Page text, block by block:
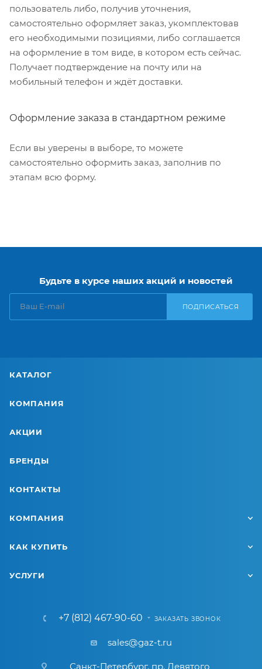
пользователь либо, получив уточнения,
самостоятельно оформляет заказ, укомплектовав
его необходимыми позициями, либо соглашается
на оформление в том виде, в котором есть сейчас.
Получает подтверждение на почту или на
мобильный телефон и ждёт доставки.
Оформление заказа в стандартном режиме
Если вы уверены в выборе, то можете
самостоятельно оформить заказ, заполнив по
этапам всю форму.
Будьте в курсе наших акций и новостей
ПОДПИСАТЬСЯ
КАТАЛОГ
КОМПАНИЯ
АКЦИИ
БРЕНДЫ
КОНТАКТЫ
КОМПАНИЯ
КАК КУПИТЬ
УСЛУГИ
+7 (812) 467-90-60 ЗАКАЗАТЬ ЗВОНОК
sales@gaz-t.ru
Санкт-Петербург, пр. Девятого